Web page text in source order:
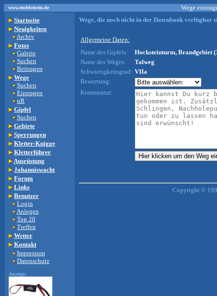
www.teufelsturm.de
Wege
Startseite
Neuigkeiten
Archiv
Fotos
Galerie
Suchen
Beitragen
Wege
Suchen
Eintragen
nR
Gipfel
Suchen
Gebiete
Sperrungen
Kletter-Knigge
Kletterführer
Ausrüstung
Johanniswacht
Forum
Links
Benutzer
Login
Anlegen
Top 20
Treffen
Wetter
Kontakt
Impressum
Datenschutz
Anzeige:
Wege, die noch nicht in der Datenbank verfügbar
Allgemeine Daten:
Name des Gipfels:
Hocksteinturm, Brandgebiet
Name des Weges:
Talweg
Schwierigkeitsgrad: VIIa
Bewertung:
Kommentar:
Copyright ©